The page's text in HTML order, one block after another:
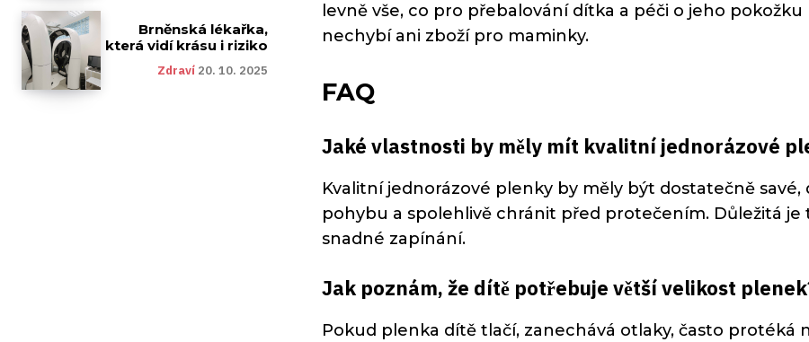
Brněnská lékařka,
která vidí krásu i riziko
Zdraví 20. 10. 2025
levně vše, co pro přebalování dítka a péči o jeho
nechybí ani zboží pro maminky.
FAQ
Jaké vlastnosti by měly mít kvalitní jednorázové
Kvalitní jednorázové plenky by měly být dostatečně
pohybu a spolehlivě chránit před protečením. Důležitá
snadné zapínání.
Jak poznám, že dítě potřebuje větší velikost
Pokud plenka dítě tlačí, zanechává otlaky, často protéká